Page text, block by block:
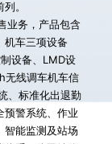
。
机车三项设备
设备、LMD设
无线调车机车信
、标准化出退勤
预警系统、作业
智能监测及站场